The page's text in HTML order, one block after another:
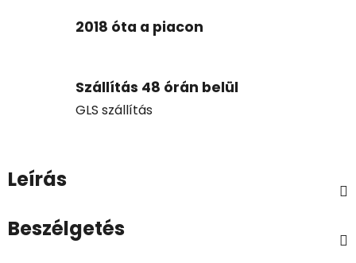
2018 óta a piacon
Szállítás 48 órán belül
GLS szállítás
Leírás
Beszélgetés